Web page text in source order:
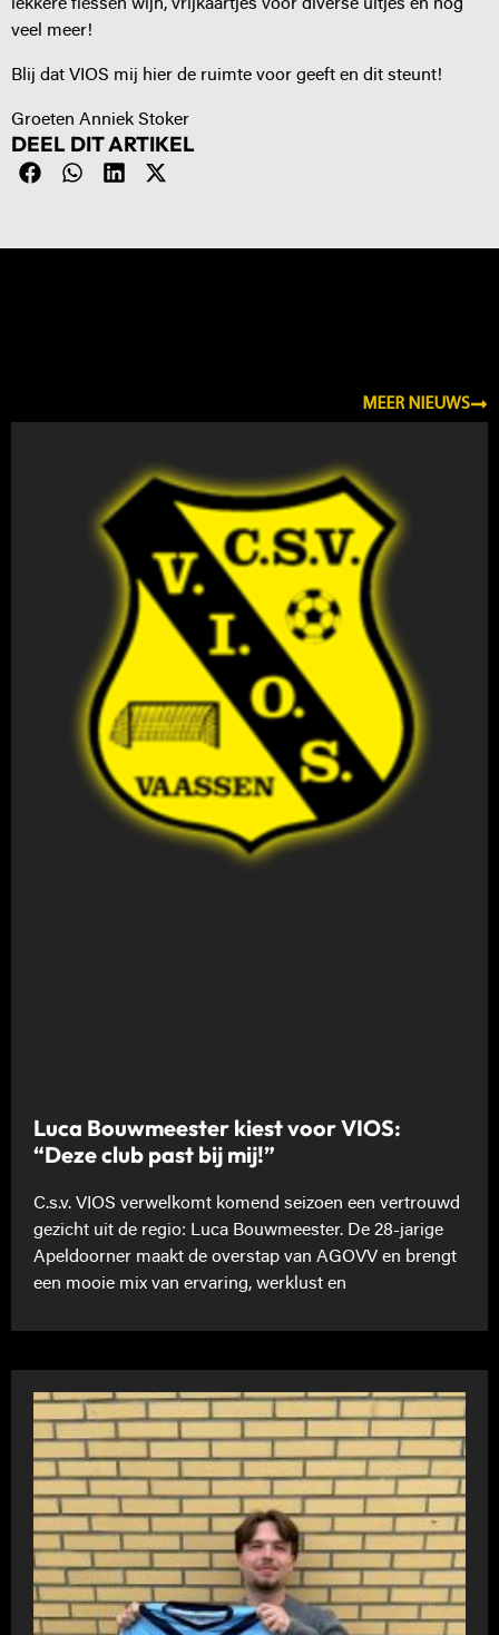
lekkere flessen wijn, vrijkaartjes voor diverse uitjes en nog
veel meer!
Blij dat VIOS mij hier de ruimte voor geeft en dit steunt!
Groeten Anniek Stoker
DEEL DIT ARTIKEL
MEER NIEUWS
Luca Bouwmeester kiest voor VIOS:
“Deze club past bij mij!”
C.s.v. VIOS verwelkomt komend seizoen een vertrouwd
gezicht uit de regio: Luca Bouwmeester. De 28-jarige
Apeldoorner maakt de overstap van AGOVV en brengt
een mooie mix van ervaring, werklust en